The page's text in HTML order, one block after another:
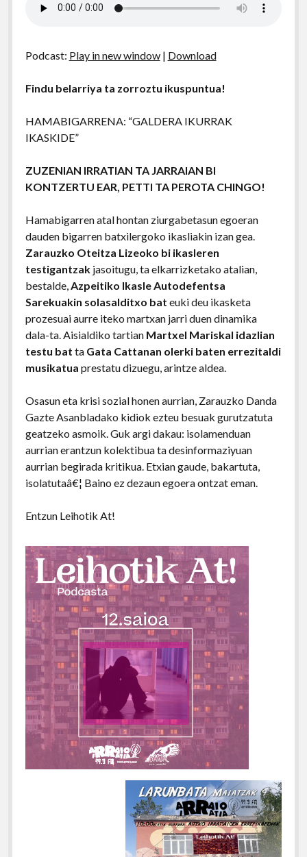
Podcast: Play in new window| Download
Findu belarriya ta zorroztu ikuspuntua!
HAMABIGARRENA: “GALDERA IKURRAK
IKASKIDE”
ZUZENIAN IRRATIAN TA JARRAIAN BI
KONTZERTU EAR, PETTI TA PEROTA CHINGO!
Hamabigarren atal hontan ziurgabetasun egoeran
dauden bigarren batxilergoko ikasliakin izan gea.
Zarauzko Oteitza Lizeoko bi ikasleren
testigantzakjasoitugu, ta elkarrizketako atalian,
bestalde,Azpeitiko Ikasle Autodefentsa
Sarekuakin solasalditxo bat euki deu ikasketa
prozesuai aurre iteko martxan jarri duen dinamika
dala-ta. Aisialdiko tartian Martxel Mariskal idazlian
testu bat ta Gata Cattanan olerki baten errezitaldi
musikatua prestatu dizuegu, arintze aldea.
Osasun eta krisi sozial honen aurrian, Zarauzko Danda
Gazte Asanbladako kidiok ezteu besuak gurutzatuta
geatzeko asmoik. Guk argi dakau: isolamenduan
aurrian erantzun kolektibua ta desinformaziyuan
aurrian begirada kritikua. Etxian gaude, bakartuta,
isolatutaâ€¦ Baino ez dezaun egoera ontzat eman.
Entzun Leihotik At!